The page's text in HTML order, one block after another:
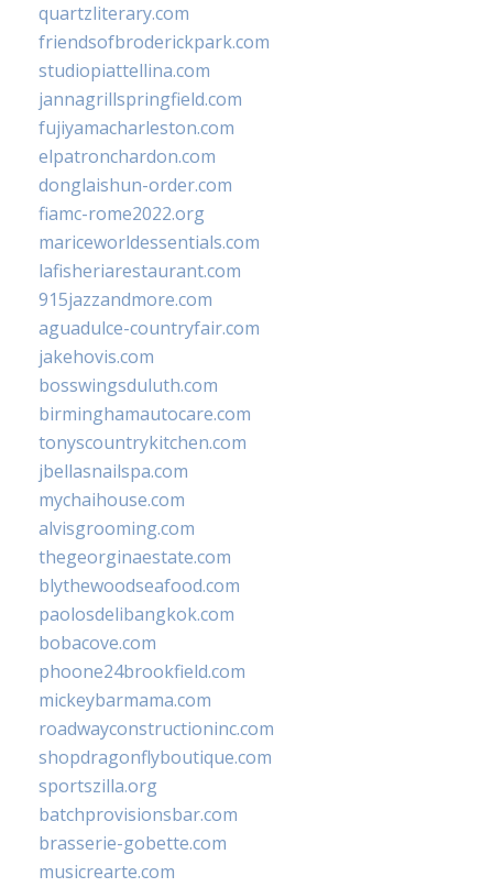
quartzliterary.com
friendsofbroderickpark.com
studiopiattellina.com
jannagrillspringfield.com
fujiyamacharleston.com
elpatronchardon.com
donglaishun-order.com
fiamc-rome2022.org
mariceworldessentials.com
lafisheriarestaurant.com
915jazzandmore.com
aguadulce-countryfair.com
jakehovis.com
bosswingsduluth.com
birminghamautocare.com
tonyscountrykitchen.com
jbellasnailspa.com
mychaihouse.com
alvisgrooming.com
thegeorginaestate.com
blythewoodseafood.com
paolosdelibangkok.com
bobacove.com
phoone24brookfield.com
mickeybarmama.com
roadwayconstructioninc.com
shopdragonflyboutique.com
sportszilla.org
batchprovisionsbar.com
brasserie-gobette.com
musicrearte.com